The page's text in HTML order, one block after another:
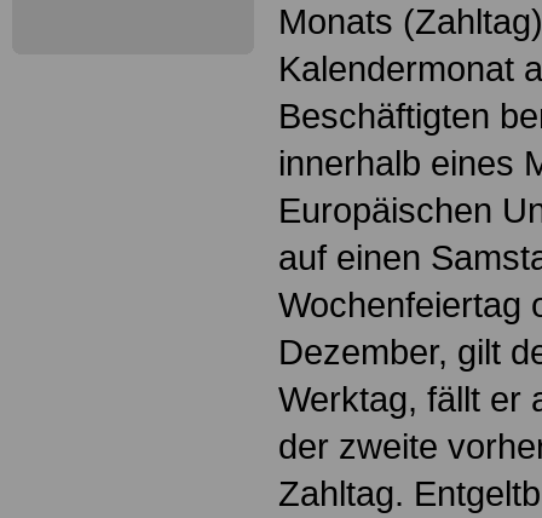
Monats
Kalendermonat
Beschäftigten
innerhalb eines
Europäischen
auf einen
Wochenfeiertag
Dezember, gilt
Werktag, fällt er
der zweite
Zahltag.